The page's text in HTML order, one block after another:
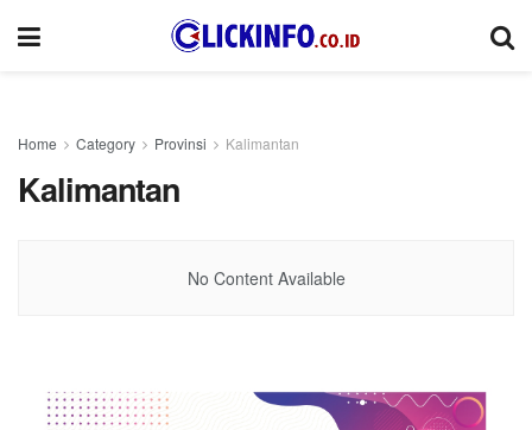
Home Category Provinsi Kalimantan
Kalimantan
No Content Available